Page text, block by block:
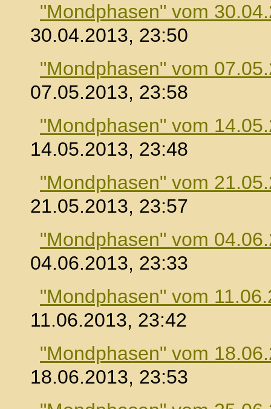
"Mondphasen" vom
30.04.2013, 23:50
"Mondphasen" vom
07.05.2013, 23:58
"Mondphasen" vom
14.05.2013, 23:48
"Mondphasen" vom
21.05.2013, 23:57
"Mondphasen" vom
04.06.2013, 23:33
"Mondphasen" vom
11.06.2013, 23:42
"Mondphasen" vom
18.06.2013, 23:53